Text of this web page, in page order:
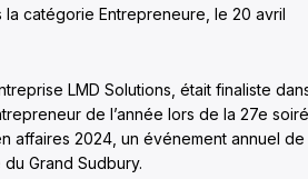
catégorie Entrepreneure, le 20 avril
LMD Solutions, était finaliste
de l’année lors de la 27e
affaires 2024, un événement annuel de
Grand Sudbury.